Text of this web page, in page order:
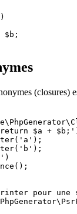
(closures)
$a +
pour une